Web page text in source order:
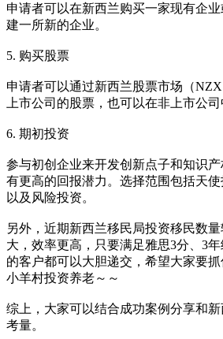
申请者可以在新西兰购买一家现有企
建一所新的企业。
5. 购买股票
申请者可以通过新西兰股票市场（
上市公司的股票，也可以在非上市公司
6. 期初投资
参与初创企业来开发创新点子和知识
有更高的回报潜力。选择范围包括天使
以及风险投资。
另外，近期新西兰移民局投资移民数
大，效率更高，只要满足雅思3分、3
的客户都可以大胆递交，希望大家要
小羊村投资养老～～
综上，大家可以结合成功案例分享和
考量。